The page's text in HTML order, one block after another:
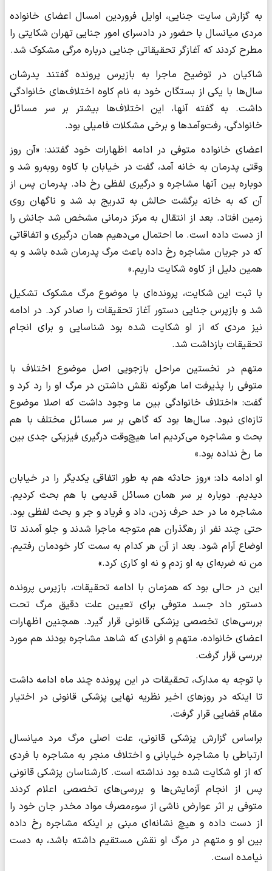
به گزارش سایت جنایی، اوایل فروردین امسال اعضای خانواده
مردی میانسال با حضور در دادسرای امور جنایی تهران شکایتی را
مطرح کردند که آغازگر تحقیقاتی جنایی درباره مرگی مشکوک شد.
شاکیان در توضیح ماجرا به بازپرس پرونده گفتند پدرشان
سال‌ها با یکی از بستگان خود به نام کاوه اختلاف‌های خانوادگی
داشت. به گفته آنها، این اختلاف‌ها بیشتر بر سر مسائل
خانوادگی، رفت‌وآمدها و برخی مشکلات فامیلی بود.
اعضای خانواده متوفی در ادامه اظهارات خود گفتند: «آن روز
وقتی پدرمان به خانه آمد، گفت در خیابان با کاوه روبه‌رو شد و
دوباره بین آنها مشاجره و درگیری لفظی رخ داد. پدرمان پس از
آن که به خانه برگشت حالش به تدریج بد شد و ناگهان روی
زمین افتاد. بعد از انتقال به مرکز درمانی مشخص شد جانش را
از دست داده است. ما احتمال می‌دهیم همان درگیری و اتفاقاتی
که در جریان مشاجره رخ داده باعث مرگ پدرمان شده باشد و به
همین دلیل از کاوه شکایت داریم.»
با ثبت این شکایت، پرونده‌ای با موضوع مرگ مشکوک تشکیل
شد و بازپرس جنایی دستور آغاز تحقیقات را صادر کرد. در ادامه
نیز مردی که از او شکایت شده بود شناسایی و برای انجام
تحقیقات بازداشت شد.
متهم در نخستین مراحل بازجویی‌ اصل موضوع اختلاف با
متوفی را پذیرفت اما هرگونه نقش داشتن در مرگ او را رد کرد و
گفت: «اختلاف خانوادگی بین ما وجود داشت که اصلا موضوع
تازه‌ای نبود. سال‌ها بود که گاهی بر سر مسائل مختلف با هم
بحث و مشاجره می‌کردیم اما هیچ‌وقت درگیری فیزیکی جدی بین
ما رخ نداده بود.»
او ادامه داد: «روز حادثه هم به طور اتفاقی یکدیگر را در خیابان
دیدیم. دوباره بر سر همان مسائل قدیمی با هم بحث کردیم.
مشاجره ما در حد حرف زدن، داد و فریاد و جر و بحث لفظی بود.
حتی چند نفر از رهگذران هم متوجه ماجرا شدند و جلو آمدند تا
اوضاع آرام شود. بعد از آن هر کدام به سمت کار خودمان رفتیم.
من نه ضربه‌ای به او زدم و نه او کاری کرد.»
این در حالی بود که همزمان با ادامه تحقیقات، بازپرس پرونده
دستور داد جسد متوفی برای تعیین علت دقیق مرگ تحت
بررسی‌های تخصصی پزشکی قانونی قرار گیرد. همچنین اظهارات
اعضای خانواده، متهم و افرادی که شاهد مشاجره بودند هم مورد
بررسی قرار گرفت.
با توجه به مدارک، تحقیقات در این پرونده چند ماه ادامه داشت
تا اینکه در روزهای اخیر نظریه نهایی پزشکی قانونی در اختیار
مقام قضایی قرار گرفت.
براساس گزارش پزشکی قانونی، علت اصلی مرگ مرد میانسال
ارتباطی با مشاجره خیابانی و اختلاف منجر به مشاجره با فردی
که از او شکایت شده بود نداشته است. کارشناسان پزشکی قانونی
پس از انجام آزمایش‌ها و بررسی‌های تخصصی اعلام کردند
متوفی بر اثر عوارض ناشی از سوءمصرف مواد مخدر جان خود را
از دست داده و هیچ نشانه‌ای مبنی بر اینکه مشاجره رخ داده
بین او و متهم در مرگ او نقش مستقیم داشته باشد، به دست
نیامده است.